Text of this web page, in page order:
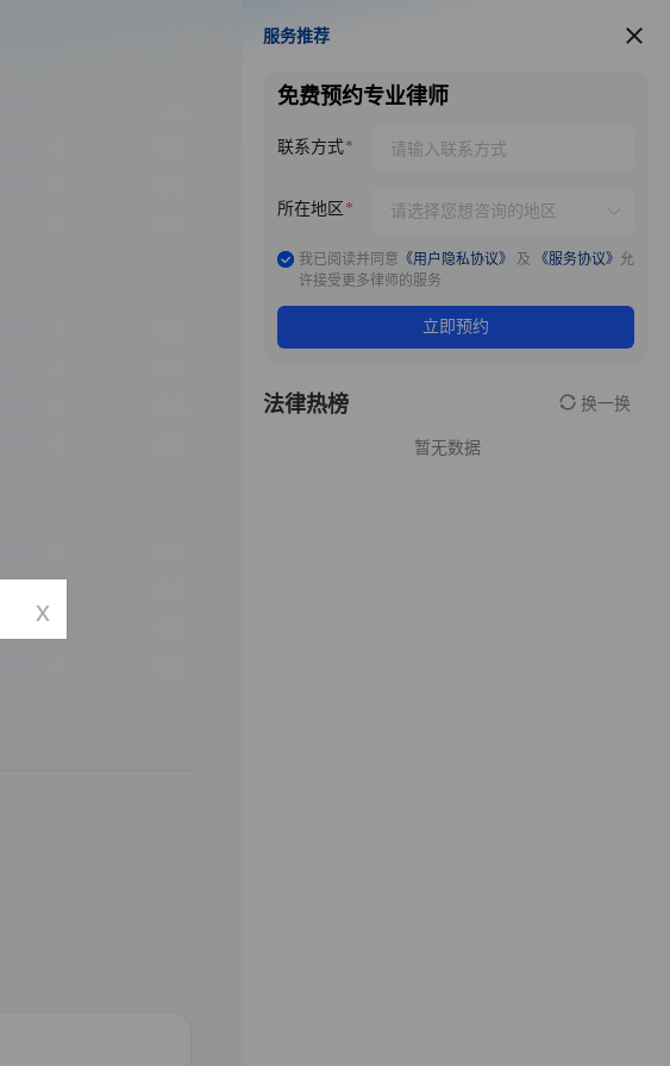
服务推荐
服务推荐
免费预约专业律师
联系方式
所在地区
我已阅读并同意 《用户隐私协议》 及 《服务协议》 允
许接受更多律师的服务
立即预约
法律热榜 换一换
暂无数据
x